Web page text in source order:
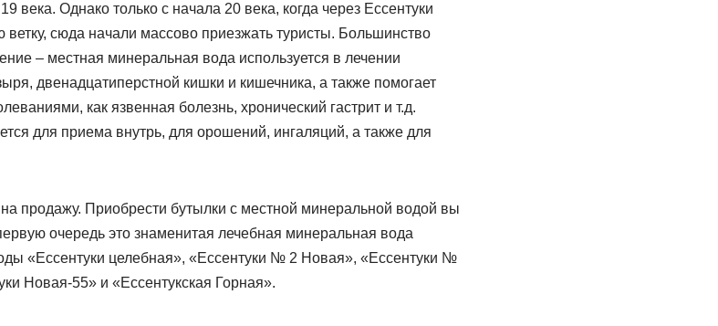
века. Однако только с начала 20 века, когда через Ессентуки
сюда начали массово приезжать туристы. Большинство
– местная минеральная вода используется в лечении
двенадцатиперстной кишки и кишечника, а также помогает
как язвенная болезнь, хронический гастрит и т.д.
для приема внутрь, для орошений, ингаляций, а также для
продажу. Приобрести бутылки с местной минеральной водой вы
очередь это знаменитая лечебная минеральная вода
«Ессентуки целебная», «Ессентуки № 2 Новая», «Ессентуки №
Новая-55» и «Ессентукская Горная».